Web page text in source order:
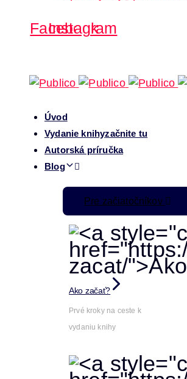
Facebook
Instagram
Úvod
Vydanie knihyzačnite tu
Autorská príručka
Blog
Pre začiatočníkov
Ako začať?
Prvé kroky na ceste k
vydaniu knihy